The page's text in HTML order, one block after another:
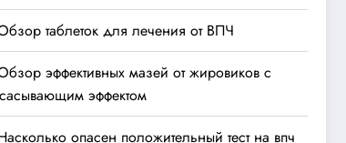
таблеток для лечения от ВПЧ
эффективных мазей от жировиков с
эффектом
опасен положительный тест на впч